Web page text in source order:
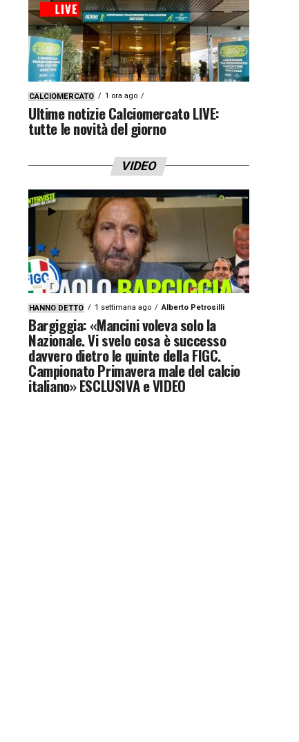
CALCIOMERCATO 1 ora ago
Ultime notizie Calciomercato LIVE:
tutte le novità del giorno
VIDEO
HANNO DETTO 1 settimana ago Alberto Petrosilli
Bargiggia: «Mancini voleva solo la
Nazionale. Vi svelo cosa è successo
davvero dietro le quinte della FIGC.
Campionato Primavera male del calcio
italiano» ESCLUSIVA e VIDEO